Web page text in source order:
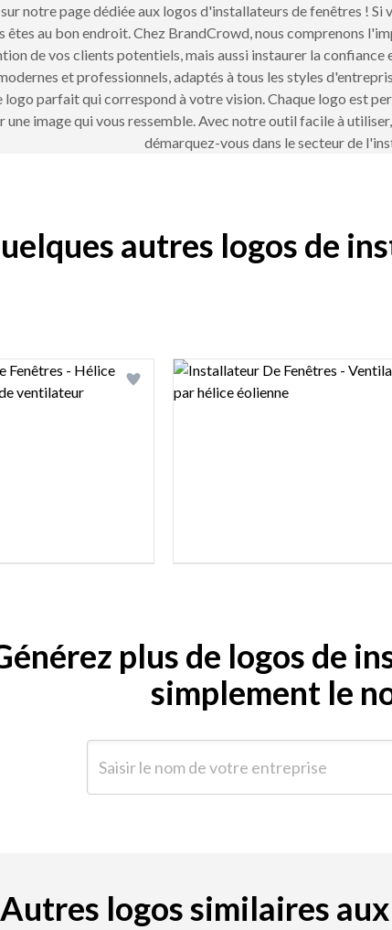
notre page dédiée aux logos d'installateurs de fenêtres !
êtes au bon endroit. Chez BrandCrowd, nous comprenons
de vos clients potentiels, mais aussi instaurer la
et professionnels, adaptés à tous les styles
parfait qui correspond à votre vision. Chaque logo est
une image qui vous ressemble. Avec notre outil facile à
démarquez-vous dans le secteur de
autres logos de
Add logo to shortlist
Logo preview image
plus de logos de
simplement le
Autres logos similaires